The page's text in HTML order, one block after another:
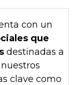
con un
que
destinadas a
clave como